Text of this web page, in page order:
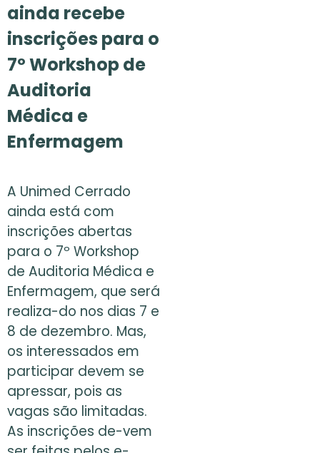
ainda recebe
inscrições para o
7º Workshop de
Auditoria
Médica e
Enfermagem
A Unimed Cerrado
ainda está com
inscrições abertas
para o 7º Workshop
de Auditoria Médica e
Enfermagem, que será
realiza-do nos dias 7 e
8 de dezembro. Mas,
os interessados em
participar devem se
apressar, pois as
vagas são limitadas.
As inscrições de-vem